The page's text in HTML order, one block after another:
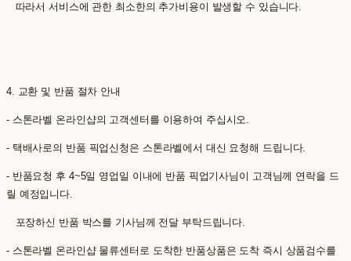
따라서 서비스에 관한 최소한의 추가비용이 발생할 수 있습니다.
4. 교환 및 반품 절차 안내
- 스톤라벨 온라인샵의 고객센터를 이용하여 주십시오.
- 택배사로의 반품 픽업신청은 스톤라벨에서 대신 요청해 드립니다.
- 반품요청 후 4~5일 영업일 이내에 반품 픽업기사님이 고객님께 연락을 드
릴 예정입니다.
포장하신 반품 박스를 기사님께 전달 부탁드립니다.
- 스톤라벨 온라인샵 물류센터로 도착한 반품상품은 도착 즉시 상품검수를